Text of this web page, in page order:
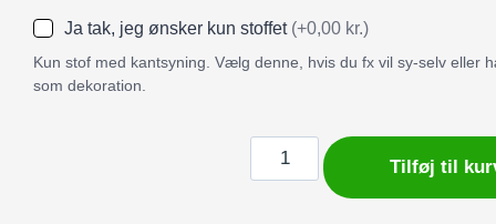
Ja tak, jeg ønsker kun stoffet (+0,00 kr.)
Kun stof med kantsyning. Vælg denne, hvis du fx vil sy-selv eller
som dekoration.
Badeforhæng
/
Bruseforhæng
Tilføj til